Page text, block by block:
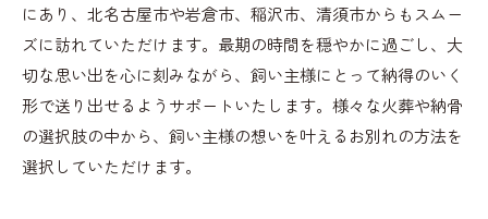
にあり、北名古屋市や岩倉市、稲沢市、清須市からもスムー
ズに訪れていただけます。最期の時間を穏やかに過ごし、大
切な思い出を心に刻みながら、飼い主様にとって納得のいく
形で送り出せるようサポートいたします。様々な火葬や納骨
の選択肢の中から、飼い主様の想いを叶えるお別れの方法を
選択していただけます。